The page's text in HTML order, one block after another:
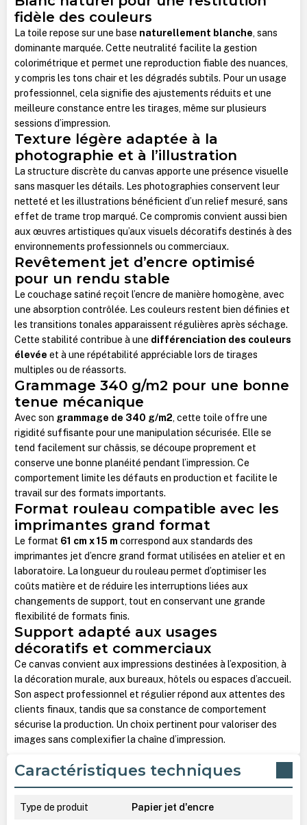
fidèle des couleurs
La toile repose sur une base naturellement blanche, sans
dominante marquée. Cette neutralité facilite la gestion
colorimétrique et permet une reproduction fiable des nuances,
y compris les tons chair et les dégradés subtils. Pour un usage
professionnel, cela signifie des ajustements réduits et une
meilleure constance entre les tirages, même sur plusieurs
sessions d’impression.
Texture légère adaptée à la
photographie et à l’illustration
La structure discrète du canvas apporte une présence visuelle
sans masquer les détails. Les photographies conservent leur
netteté et les illustrations bénéficient d’un relief mesuré, sans
effet de trame trop marqué. Ce compromis convient aussi bien
aux œuvres artistiques qu’aux visuels décoratifs destinés à des
environnements professionnels ou commerciaux.
Revêtement jet d’encre optimisé
pour un rendu stable
Le couchage satiné reçoit l’encre de manière homogène, avec
une absorption contrôlée. Les couleurs restent bien définies et
les transitions tonales apparaissent régulières après séchage.
Cette stabilité contribue à une différenciation des couleurs
élevée et à une répétabilité appréciable lors de tirages
multiples ou de réassorts.
Grammage 340 g/m2 pour une bonne
tenue mécanique
Avec son grammage de 340 g/m2, cette toile offre une
rigidité suffisante pour une manipulation sécurisée. Elle se
tend facilement sur châssis, se découpe proprement et
conserve une bonne planéité pendant l’impression. Ce
comportement limite les défauts en production et facilite le
travail sur des formats importants.
Format rouleau compatible avec les
imprimantes grand format
Le format 61 cm x 15 m correspond aux standards des
imprimantes jet d’encre grand format utilisées en atelier et en
laboratoire. La longueur du rouleau permet d’optimiser les
coûts matière et de réduire les interruptions liées aux
changements de support, tout en conservant une grande
flexibilité de formats finis.
Support adapté aux usages
décoratifs et commerciaux
Ce canvas convient aux impressions destinées à l’exposition, à
la décoration murale, aux bureaux, hôtels ou espaces d’accueil.
Son aspect professionnel et régulier répond aux attentes des
clients finaux, tandis que sa constance de comportement
sécurise la production. Un choix pertinent pour valoriser des
images sans complexifier la chaîne d’impression.
Caractéristiques techniques
Type de produit Papier jet d'encre